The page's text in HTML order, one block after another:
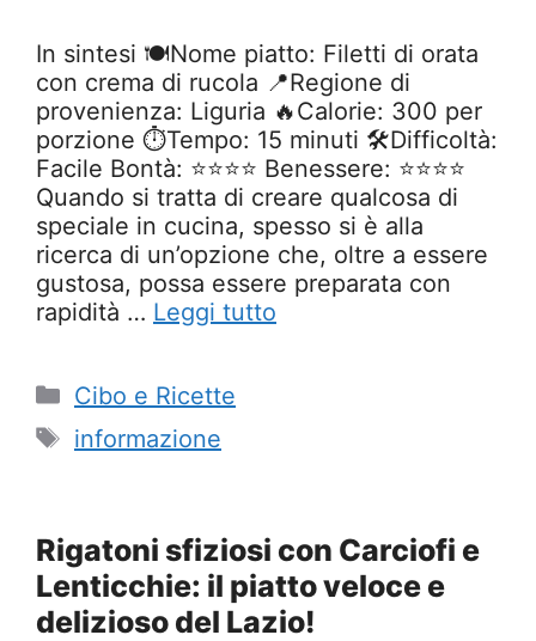
In sintesi 🍽️Nome piatto: Filetti di orata
con crema di rucola 📍Regione di
provenienza: Liguria 🔥Calorie: 300 per
porzione ⏱️Tempo: 15 minuti 🛠️Difficoltà:
Facile Bontà: ⭐⭐⭐⭐ Benessere: ⭐⭐⭐⭐
Quando si tratta di creare qualcosa di
speciale in cucina, spesso si è alla
ricerca di un’opzione che, oltre a essere
gustosa, possa essere preparata con
rapidità … Leggi tutto
Categorie
Cibo e Ricette
Tag
informazione
Rigatoni sfiziosi con Carciofi e
Lenticchie: il piatto veloce e
delizioso del Lazio!